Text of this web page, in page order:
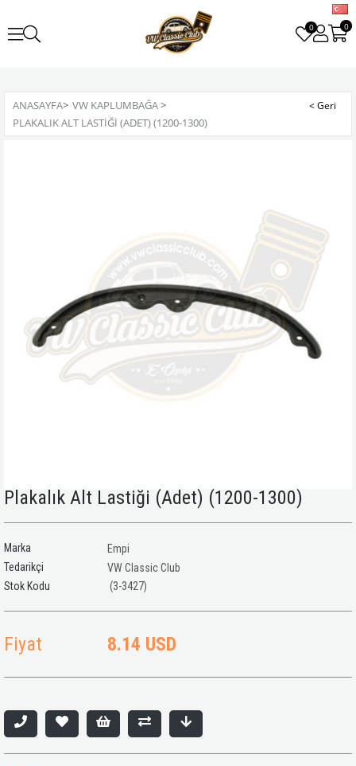
0 0
ANASAYFA> VW KAPLUMBAĞA>
PLAKALIK ALT LASTIĞI (ADET) (1200-1300)
Plakalık Alt Lastiği (Adet) (1200-1300)
Marka
Empi
Tedarikçi
VW Classic Club
(3-3427)
Fiyat 8.14 USD